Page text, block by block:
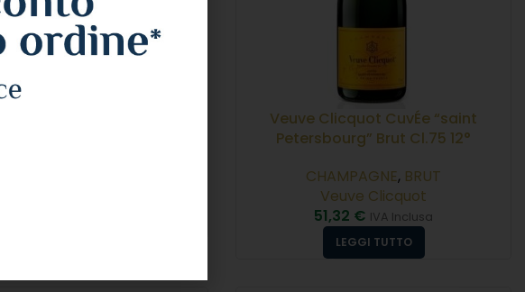
Veuve Clicquot CuvÉe “saint
Petersbourg” Brut Cl.75 12°
CHAMPAGNE, BRUT
Veuve Clicquot
51,32 € IVA Inclusa
LEGGI TUTTO